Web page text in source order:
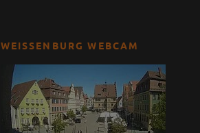
WEISSENBURG WEBCAM